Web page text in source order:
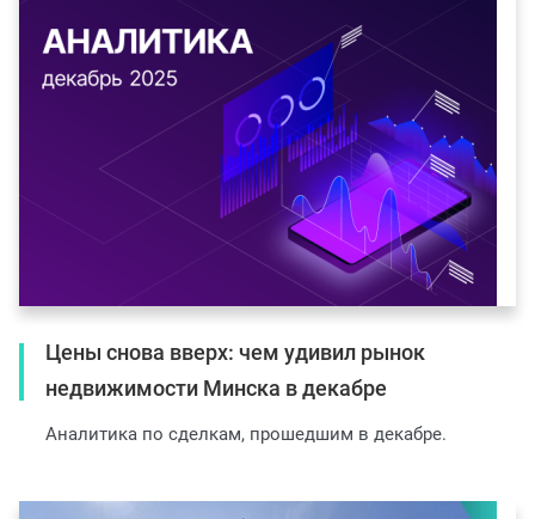
Цены снова вверх: чем удивил рынок
недвижимости Минска в декабре
Аналитика по сделкам, прошедшим в декабре.